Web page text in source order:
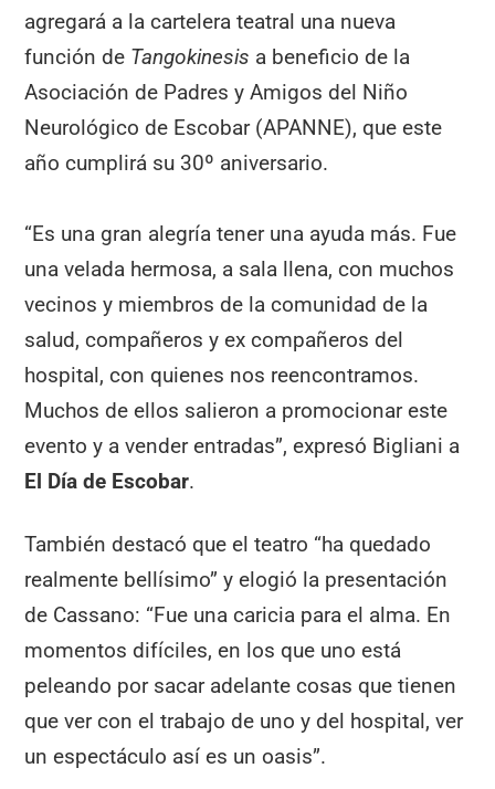
agregará a la cartelera teatral una nueva
función de Tangokinesis a beneficio de la
Asociación de Padres y Amigos del Niño
Neurológico de Escobar (APANNE), que este
año cumplirá su 30º aniversario.
“Es una gran alegría tener una ayuda más. Fue
una velada hermosa, a sala llena, con muchos
vecinos y miembros de la comunidad de la
salud, compañeros y ex compañeros del
hospital, con quienes nos reencontramos.
Muchos de ellos salieron a promocionar este
evento y a vender entradas”, expresó Bigliani a
El Día de Escobar.
También destacó que el teatro “ha quedado
realmente bellísimo” y elogió la presentación
de Cassano: “Fue una caricia para el alma. En
momentos difíciles, en los que uno está
peleando por sacar adelante cosas que tienen
que ver con el trabajo de uno y del hospital, ver
un espectáculo así es un oasis”.